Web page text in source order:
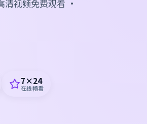
清视频免费观看 ·
7×24
在线畅看